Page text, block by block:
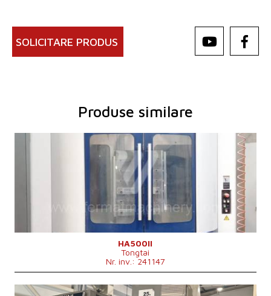
SOLICITARE PRODUS
Produse similare
2011
da
18i - MB
Suprafața de prindere/fixare a mesei
710 mm
680 mm
Deplasarea pe axa Z
680 mm
0 - 12000 /min.
Numărul axelor acționate
4
16000 kg
Suprafața de instalare a mașinii
4600x4500x3100 mm
Avansul rapid
50 m/min
HA500II
Tongtai
Nr. inv.: 241147